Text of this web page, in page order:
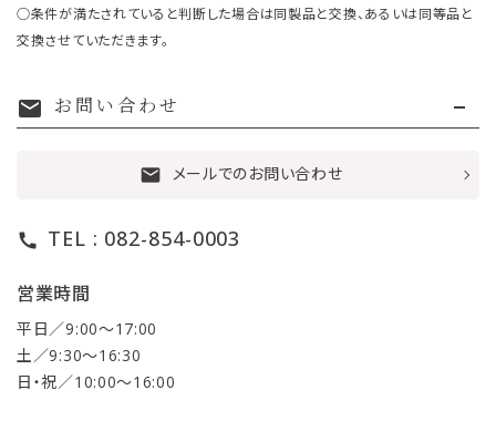
○条件が満たされていると判断した場合は同製品と交換、あるいは同等品と
交換させていただきます。
mail お問い合わせ
mail メールでのお問い合わせ
call TEL : 082-854-0003
営業時間
平日／9:00〜17:00
土／9:30〜16:30
日・祝／10:00〜16:00